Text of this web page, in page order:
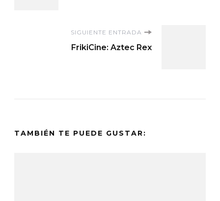
entradasSIGUIENTE ENTRADA
FrikiCine: Aztec Rex
TAMBIÉN TE PUEDE GUSTAR: